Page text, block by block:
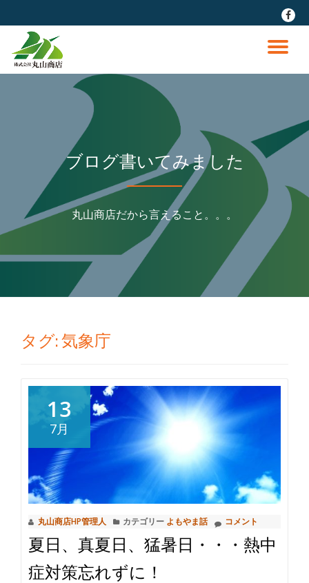
ン
fa-
ナ
ゲ
ー
シ
ョ
替
ブログ書いてみました
丸山商店だから言えること。。。
タグ:気象庁
13
7月
丸山商店HP管理人 カテゴリー よもやま話 コメント
夏日、真夏日、猛暑日・・・熱中
症対策忘れずに！